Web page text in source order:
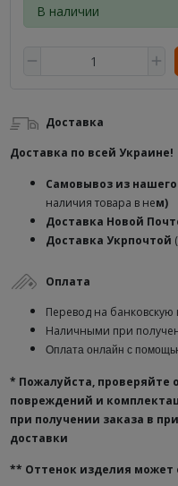
В наличии
Доставка
Доставка по всей Украине!
Самовывоз из
наличия товара в нем)
Доставка Новой
Доставка Укрпочтой
Оплата
Перевод на банковскую
Наличными при
Оплата онлайн с
* Пожалуйста, проверяйте
повреждений и
при получении заказа в
доставки
** Оттенок изделия может